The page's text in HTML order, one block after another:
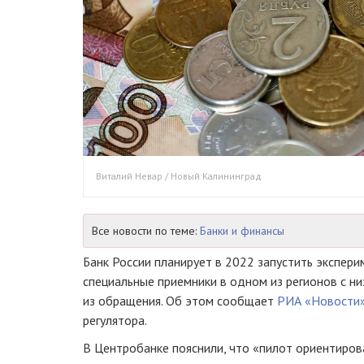
Виталий Невар / Новый Калининград
Все новости по теме: Банки и финансы
Банк России планирует в 2022 запустить
специальные приемники в одном из регионов с
из обращения. Об этом сообщает РИА
регулятора.
В Центробанке пояснили, что «пилот